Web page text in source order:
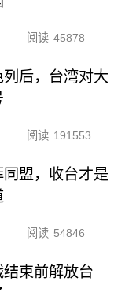
阅读 45878
后，台湾对大
阅读 191553
同盟，收台才是
阅读 54846
束前解放台